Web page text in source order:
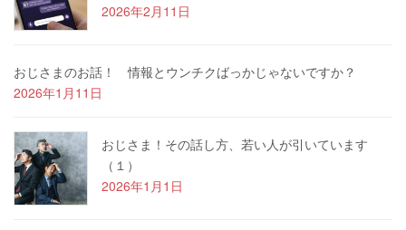
2026年2月11日
おじさまのお話！ 情報とウンチクばっかじゃないですか？
2026年1月11日
おじさま！その話し方、若い人が引いています
（１）
2026年1月1日